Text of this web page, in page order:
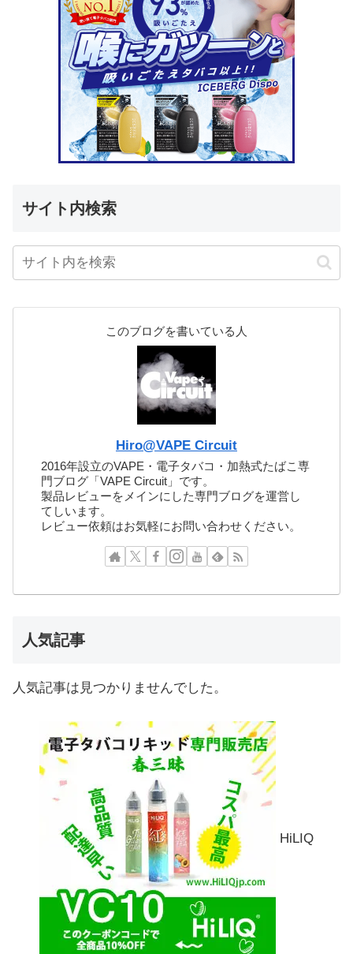
サイト内検索
このブログを書いている人
Hiro@VAPE Circuit
2016年設立のVAPE・電子タバコ・加熱式たばこ専
門ブログ「VAPE Circuit」です。
製品レビューをメインにした専門ブログを運営し
てしいます。
レビュー依頼はお気軽にお問い合わせください。
人気記事
人気記事は見つかりませんでした。
HiLIQ